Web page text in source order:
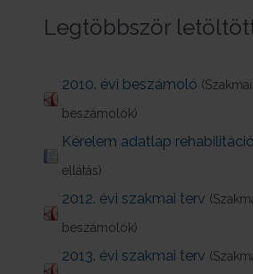
Legtöbbször
2010. évi beszámoló
beszámolók)
Kérelem adatlap rehabilitáció
ellátás)
2012. évi szakmai terv
beszámolók)
2013. évi szakmai terv